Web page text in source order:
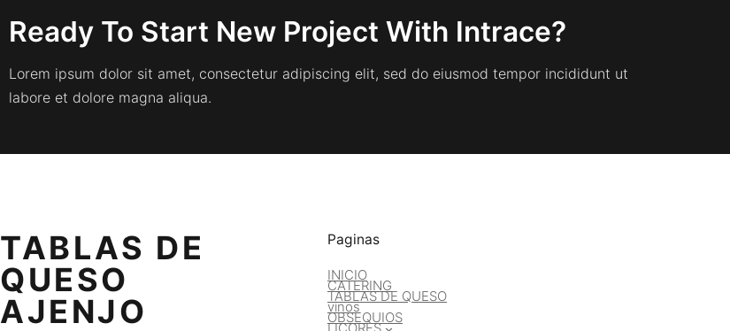
Ready To Start New Project With Intrace?
Lorem ipsum dolor sit amet, consectetur adipiscing elit, sed do eiusmod tempor incididunt ut
labore et dolore magna aliqua.
TABLAS DE
QUESO
AJENJO
Paginas
INICIO
CATERING
TABLAS DE QUESO
vinos
OBSEQUIOS